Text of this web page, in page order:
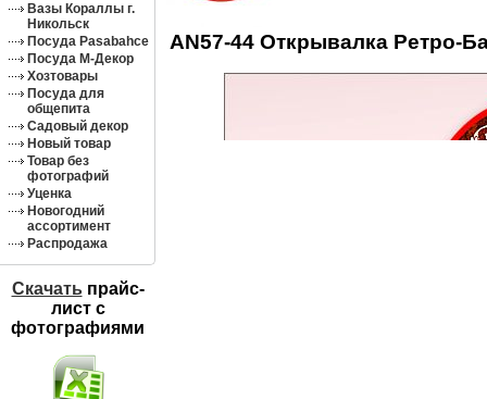
Вазы Кораллы г.
Никольск
Посуда Pasabahce
Посуда М-Декор
Хозтовары
Посуда для
общепита
Садовый декор
Новый товар
Товар без
фотографий
Уценка
Новогодний
ассортимент
Распродажа
Скачатьпрайс-
лист c
фотографиями
AN57-44 Открывалка Ретро-